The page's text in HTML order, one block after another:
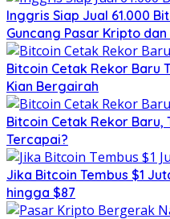
Inggris Siap Jual 61.000
Guncang Pasar Kripto
Bitcoin Cetak Rekor Baru
Kian Bergairah
Bitcoin Cetak Rekor Baru,
Tercapai?
Jika Bitcoin Tembus $1
hingga $87